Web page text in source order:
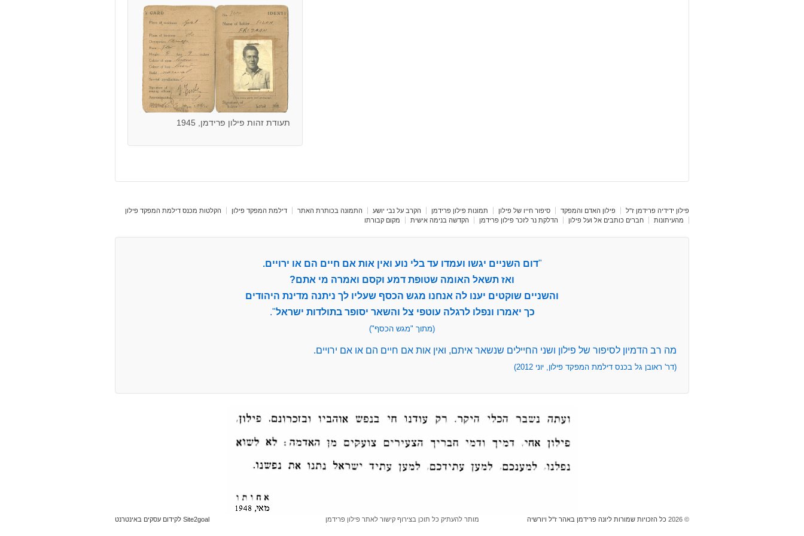
תעודת זהות פילון פרידמן, 1945
פילון ידידיה פרידמן ז"ל פילון האדם והמפקד סיפור חייו של פילון תמונות פילון פרידמן הקרב על נבי יושע התמונה בכותרת האתר דילמת המפקד פילון
הקלטות מכנס דילמת המפקד פילון
מהעיתונות
חברים כותבים אל ועל פילון הדלקת נר לזכר פילון פרידמן הקדשה בנימה אישית מקום קבורתו
"דום השניים יגשו ועמדו עד בלי נוע ואין אות אם חיים הם או ירויים.
ואז תשאל האומה שטופת דמע וקסם ואמרה מי אתם?
והשניים שוקטים יענו לה אנחנו מגש הכסף שעליו לך ניתנה מדינת היהודים
כך יאמרו ונפלו לרגלה עוטפי צל והשאר יסופר בתולדות ישראל".
(מתוך "מגש הכסף")
מה רב הדמיון לסיפור של פילון ושני החיילים שנשאר איתם, ואין אות אם חיים הם או אם ירויים.
(דר' ראובן גל בכנס דילמת המפקד פילון, יוני 2012)
© 2026 כל הזכויות שמורות ליונה פרידמן באהר ז''ל ויורשיה מותר להעתיק כל תוכן בצירוף קישור לאתר פילון פרידמן Site2goal לקידום עסקים באינטרנט